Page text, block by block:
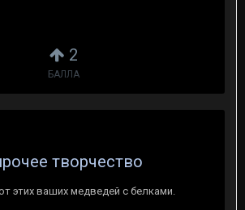
2
БАЛЛА
творчество
этих ваших медведей с белками.